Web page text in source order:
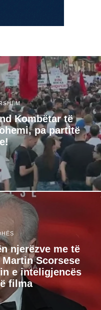
Kombëtar të
pa partitë
njerëzve me të
Scorsese
e inteligjencës
filma